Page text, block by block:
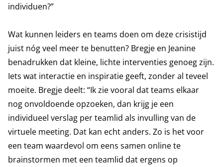
individuen?”
Wat kunnen leiders en teams doen om deze crisistijd
juist nóg veel meer te benutten? Bregje en Jeanine
benadrukken dat kleine, lichte interventies genoeg zijn.
Iets wat interactie en inspiratie geeft, zonder al teveel
moeite. Bregje deelt: “Ik zie vooral dat teams elkaar
nog onvoldoende opzoeken, dan krijg je een
individueel verslag per teamlid als invulling van de
virtuele meeting. Dat kan echt anders. Zo is het voor
een team waardevol om eens samen online te
brainstormen met een teamlid dat ergens op